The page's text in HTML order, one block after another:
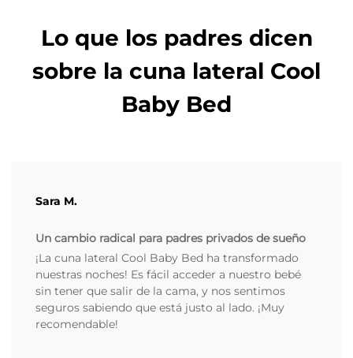
Lo que los padres dicen
sobre la cuna lateral Cool
Baby Bed
Sara M.
Un cambio radical para padres privados de sueño
¡La cuna lateral Cool Baby Bed ha transformado
nuestras noches! Es fácil acceder a nuestro bebé
sin tener que salir de la cama, y nos sentimos
seguros sabiendo que está justo al lado. ¡Muy
recomendable!